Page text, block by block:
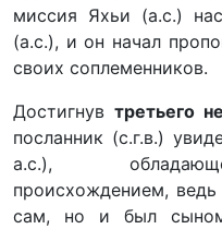
миссия Яхьи (а.с.)
(а.с.), и он начал
своих соплеменников.
Достигнув третьего
посланник (с.г.в.)
а.с.),
происхождением,
сам, но и был